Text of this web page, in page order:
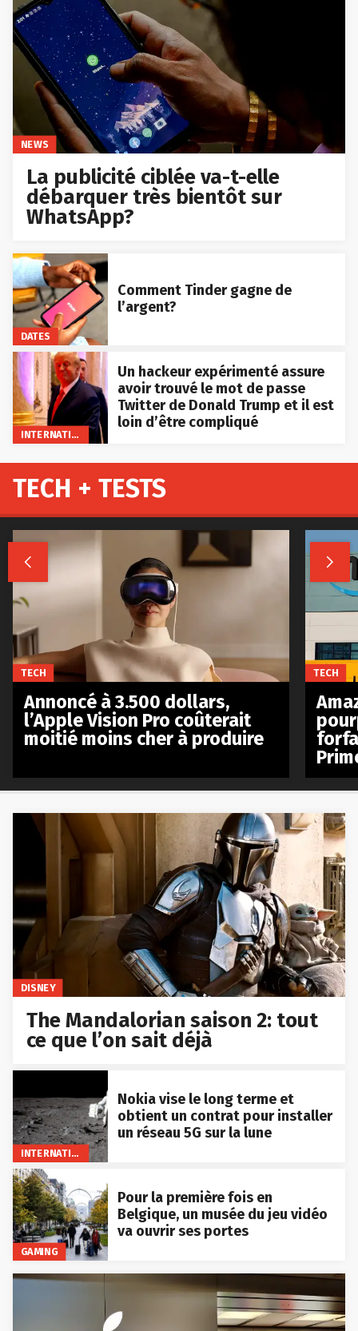
NEWS
La publicité ciblée va-t-elle
débarquer très bientôt sur
WhatsApp?
DATES
Comment Tinder gagne de
l’argent?
INTERNATIONAL
Un hackeur expérimenté assure
avoir trouvé le mot de passe
Twitter de Donald Trump et il est
loin d’être compliqué
DISNEY
The Mandalorian saison 2: tout
ce que l’on sait déjà
INTERNATIONAL
Nokia vise le long terme et
obtient un contrat pour installer
un réseau 5G sur la lune
GAMING
Pour la première fois en
Belgique, un musée du jeu vidéo
va ouvrir ses portes
TECH + TESTS
 
TECH
Annoncé à 3.500 dollars,
l’Apple Vision Pro coûterait
moitié moins cher à produire
TECH